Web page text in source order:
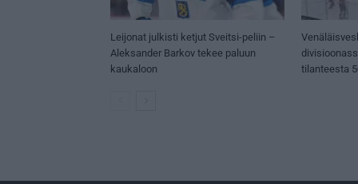
Leijonat julkisti ketjut Sveitsi-peliin –
Aleksander Barkov tekee paluun
kaukaloon
tilanteesta